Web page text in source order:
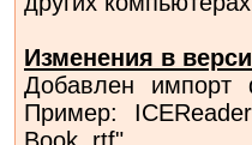
Изменения в
Добавлен импорт
Пример: